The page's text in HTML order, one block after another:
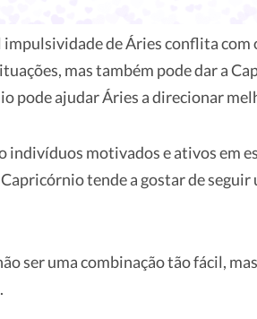
impulsividade de Áries conflita com
mas também pode dar a
pode ajudar Áries a direcionar
indivíduos motivados e ativos em
tende a gostar de seguir
ser uma combinação tão fácil,